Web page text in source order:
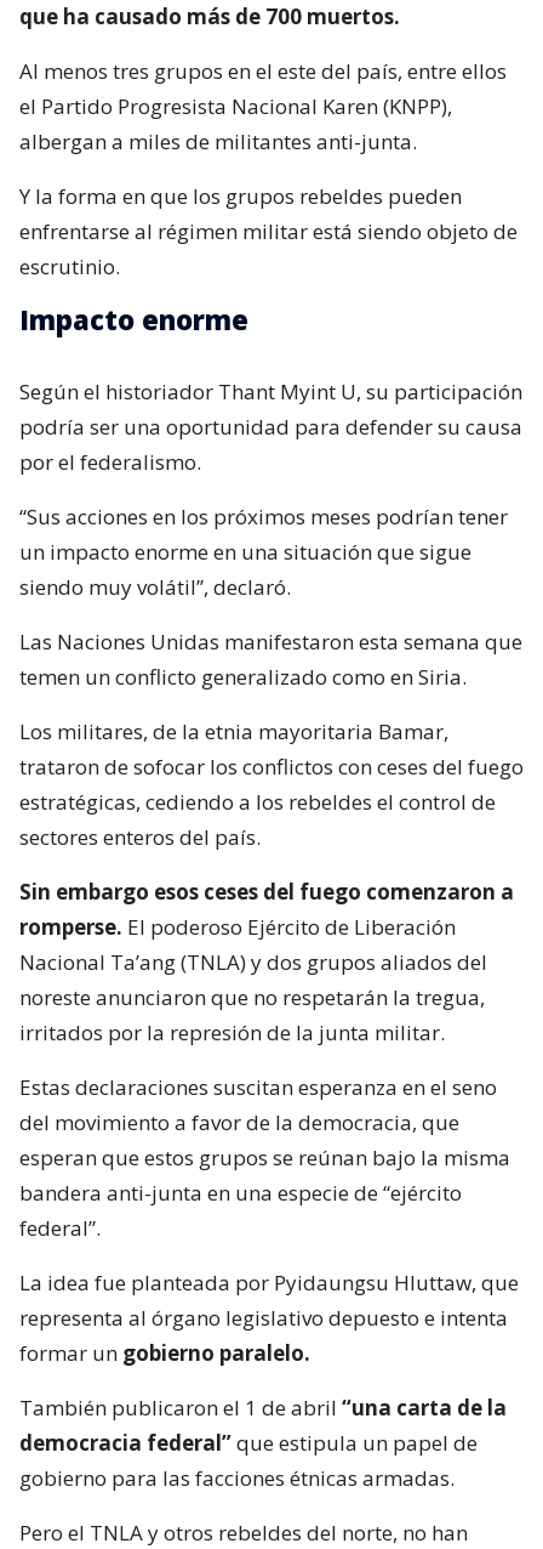
que ha causado más de 700 muertos.
Al menos tres grupos en el este del país, entre ellos
el Partido Progresista Nacional Karen (KNPP),
albergan a miles de militantes anti-junta.
Y la forma en que los grupos rebeldes pueden
enfrentarse al régimen militar está siendo objeto de
escrutinio.
Impacto enorme
Según el historiador Thant Myint U, su participación
podría ser una oportunidad para defender su causa
por el federalismo.
“Sus acciones en los próximos meses podrían tener
un impacto enorme en una situación que sigue
siendo muy volátil”, declaró.
Las Naciones Unidas manifestaron esta semana que
temen un conflicto generalizado como en Siria.
Los militares, de la etnia mayoritaria Bamar,
trataron de sofocar los conflictos con ceses del fuego
estratégicas, cediendo a los rebeldes el control de
sectores enteros del país.
Sin embargo esos ceses del fuego comenzaron a
romperse. El poderoso Ejército de Liberación
Nacional Ta’ang (TNLA) y dos grupos aliados del
noreste anunciaron que no respetarán la tregua,
irritados por la represión de la junta militar.
Estas declaraciones suscitan esperanza en el seno
del movimiento a favor de la democracia, que
esperan que estos grupos se reúnan bajo la misma
bandera anti-junta en una especie de “ejército
federal”.
La idea fue planteada por Pyidaungsu Hluttaw, que
representa al órgano legislativo depuesto e intenta
formar un gobierno paralelo.
También publicaron el 1 de abril “una carta de la
democracia federal”que estipula un papel de
gobierno para las facciones étnicas armadas.
Pero el TNLA y otros rebeldes del norte, no han